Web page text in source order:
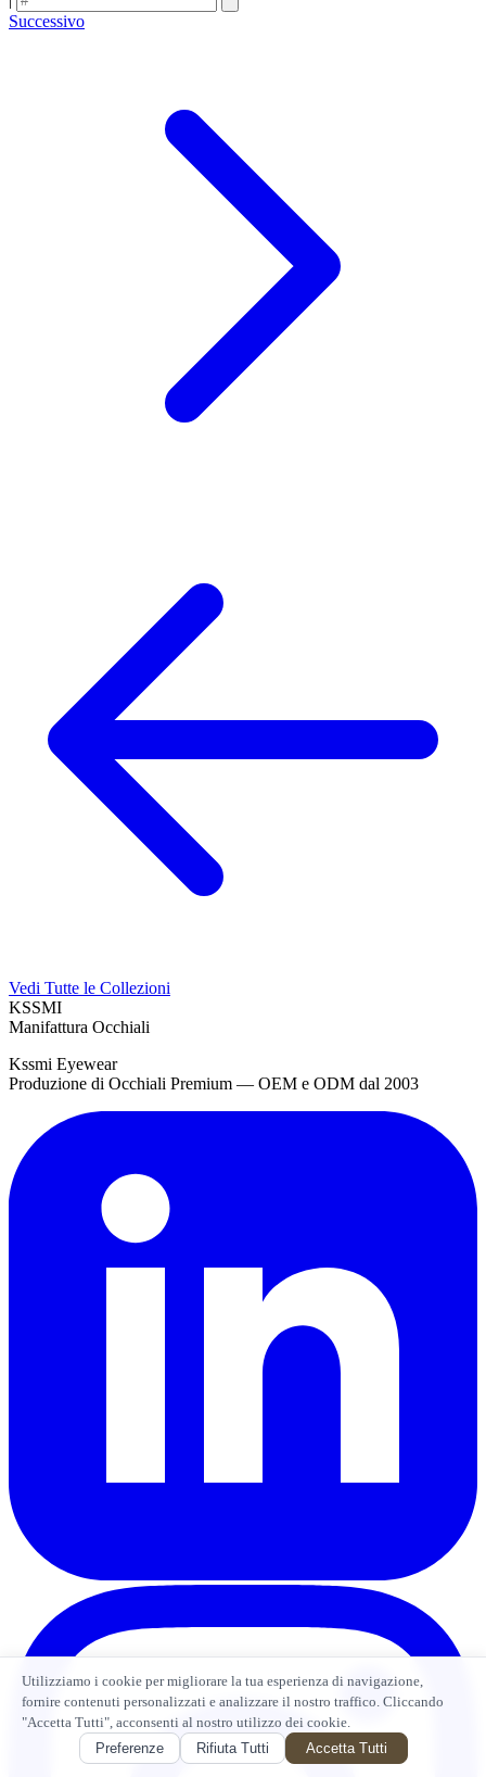
Successivo
Vedi Tutte le Collezioni
KSSMI
Manifattura Occhiali
Kssmi Eyewear
Produzione di Occhiali Premium — OEM e ODM dal 2003
Utilizziamo i cookie per migliorare la tua esperienza di navigazione,
fornire contenuti personalizzati e analizzare il nostro traffico. Cliccando
"Accetta Tutti", acconsenti al nostro utilizzo dei cookie.
Preferenze
Rifiuta Tutti Accetta Tutti